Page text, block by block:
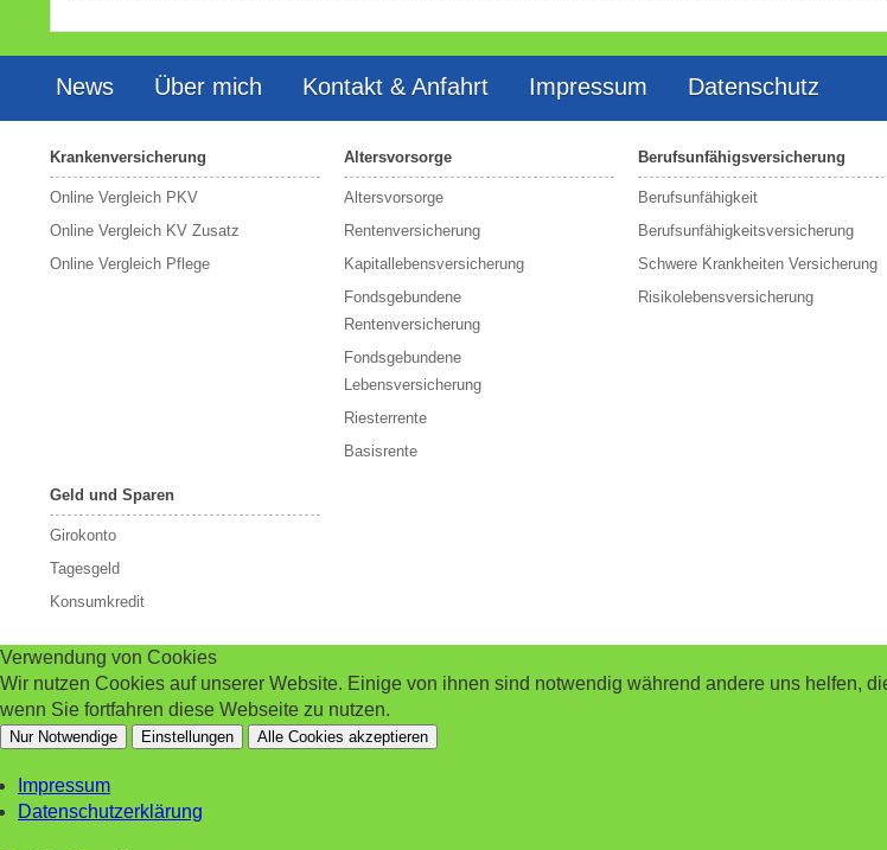
News Über mich Kontakt & Anfahrt Impressum Datenschutz
Krankenversicherung
Online Vergleich PKV
Online Vergleich KV Zusatz
Online Vergleich Pflege
Altersvorsorge
Altersvorsorge
Rentenversicherung
Kapitallebensversicherung
Fondsgebundene
Rentenversicherung
Fondsgebundene
Lebensversicherung
Riesterrente
Basisrente
Berufsunfähigsversicherung
Berufs­unfähigkeit
Berufsunfähigkeitsversicherung
Schwere Krankheiten Versicherung
Risikolebensversicherung
Geld und Sparen
Girokonto
Tagesgeld
Konsumkredit
Verwendung von Cookies
Wir nutzen Cookies auf unserer Website. Einige von ihnen sind notwendig während andere uns helfen,
wenn Sie fortfahren diese Webseite zu nutzen.
Nur Notwendige Einstellungen Alle Cookies akzeptieren
Impressum
Datenschutzerklärung